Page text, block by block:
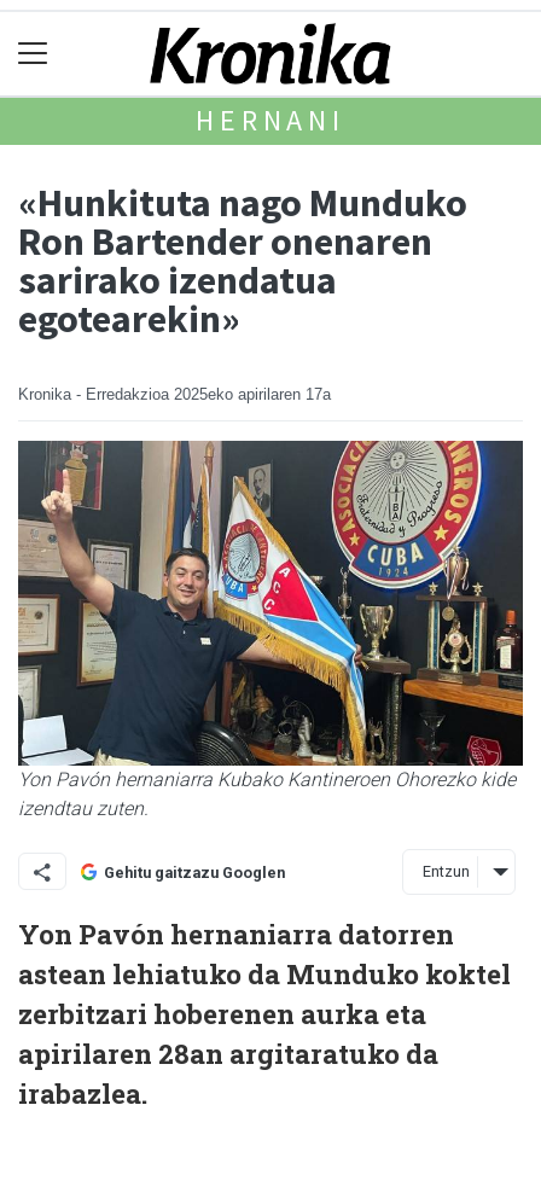
HERNANI
«Hunkituta nago Munduko
Ron Bartender onenaren
sarirako izendatua
egotearekin»
Kronika - Erredakzioa 2025eko apirilaren 17a
Yon Pavón hernaniarra Kubako Kantineroen Ohorezko kide
izendtau zuten.
Gehitu gaitzazu Googlen Entzun
Yon Pavón hernaniarra datorren
astean lehiatuko da Munduko koktel
zerbitzari hoberenen aurka eta
apirilaren 28an argitaratuko da
irabazlea.